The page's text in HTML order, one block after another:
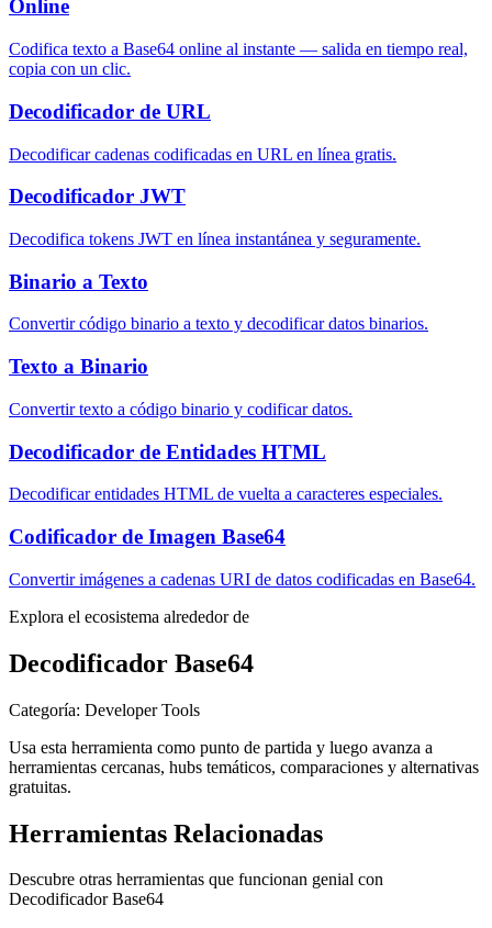
Online
Codifica texto a Base64 online al instante — salida en tiempo real,
copia con un clic.
Decodificador de URL
Decodificar cadenas codificadas en URL en línea gratis.
Decodificador JWT
Decodifica tokens JWT en línea instantánea y seguramente.
Binario a Texto
Convertir código binario a texto y decodificar datos binarios.
Texto a Binario
Convertir texto a código binario y codificar datos.
Decodificador de Entidades HTML
Decodificar entidades HTML de vuelta a caracteres especiales.
Codificador de Imagen Base64
Convertir imágenes a cadenas URI de datos codificadas en Base64.
Explora el ecosistema alrededor de
Decodificador Base64
Categoría: Developer Tools
Usa esta herramienta como punto de partida y luego avanza a
herramientas cercanas, hubs temáticos, comparaciones y alternativas
gratuitas.
Herramientas Relacionadas
Descubre otras herramientas que funcionan genial con
Decodificador Base64